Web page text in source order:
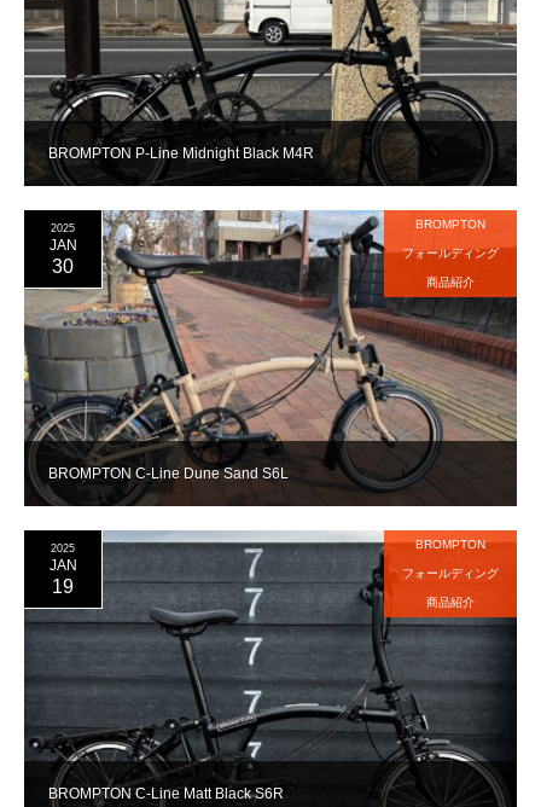
BROMPTON P-Line Midnight Black M4R
BROMPTON C-Line Dune Sand S6L
2025
JAN
30
BROMPTON
フォールディング
商品紹介
BROMPTON C-Line Matt Black S6R
2025
JAN
19
BROMPTON
フォールディング
商品紹介